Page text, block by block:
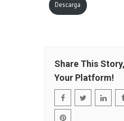
Descarga
Share This
Your Platform!